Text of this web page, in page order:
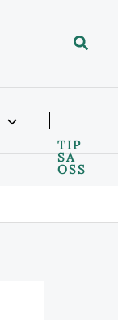
Sök
TIP
SA
OSS